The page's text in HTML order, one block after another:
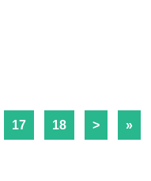
17 18 > »